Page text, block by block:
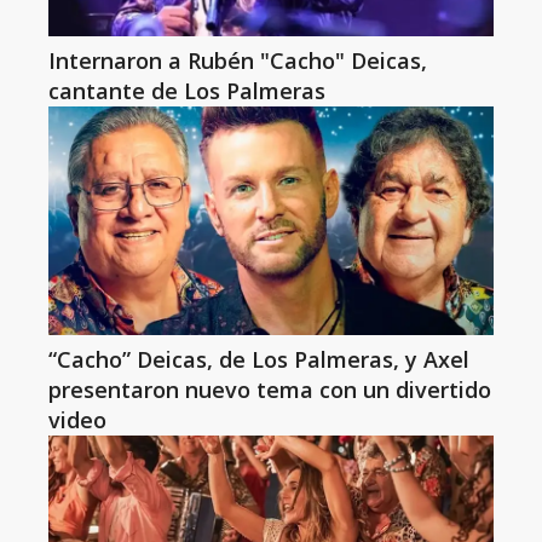
Internaron a Rubén "Cacho" Deicas,
cantante de Los Palmeras
“Cacho” Deicas, de Los Palmeras, y Axel
presentaron nuevo tema con un divertido
video